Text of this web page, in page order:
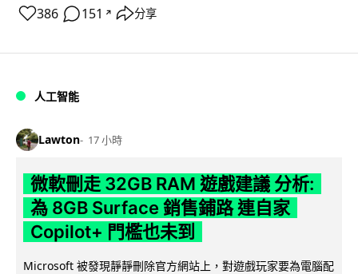
386 151 ↗ 分享
人工智能
Lawton 17 小時
微軟刪走 32GB RAM 遊戲建議 分析:
為 8GB Surface 銷售鋪路 連自家
Copilot+ 門檻也未到
Microsoft 被發現靜靜刪除官方網站上，對遊戲玩家要為電腦配